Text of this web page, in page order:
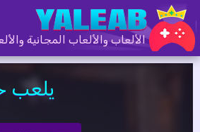
الألعاب والألعاب المجانية
يلعب